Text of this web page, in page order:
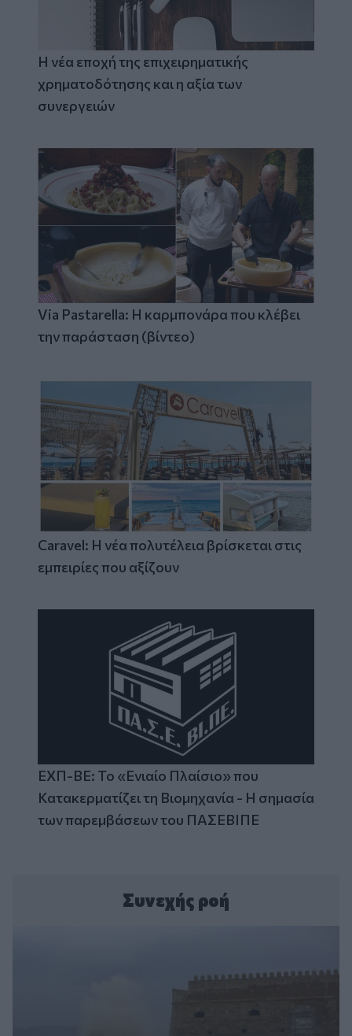
Η νέα εποχή της επιχειρηματικής
χρηματοδότησης και η αξία των
συνεργειών
Via Pastarella: Η καρμπονάρα που κλέβει
την παράσταση (βίντεο)
Caravel: Η νέα πολυτέλεια βρίσκεται στις
εμπειρίες που αξίζουν
ΕΧΠ-ΒΕ: Το «Ενιαίο Πλαίσιο» που
Κατακερματίζει τη Βιομηχανία - Η σημασία
των παρεμβάσεων του ΠΑΣΕΒΙΠΕ
Συνεχής ροή